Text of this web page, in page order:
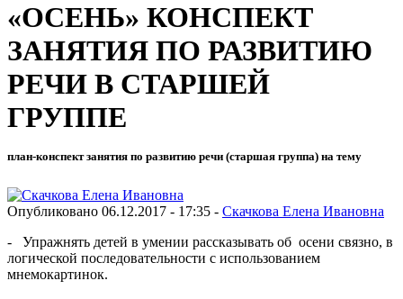
«ОСЕНЬ» КОНСПЕКТ
ЗАНЯТИЯ ПО РАЗВИТИЮ
РЕЧИ В СТАРШЕЙ
ГРУППЕ
план-конспект занятия по развитию речи (старшая группа) на тему
Опубликовано 06.12.2017 - 17:35 - Скачкова Елена Ивановна
- Упражнять детей в умении рассказывать об осени связно, в
логической последовательности с использованием
мнемокартинок.